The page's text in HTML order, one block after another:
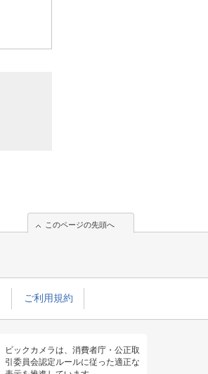
このページの先頭へ
ご利用規約
ビックカメラは、消費者庁・公正取
引委員会認定ルールに従った適正な